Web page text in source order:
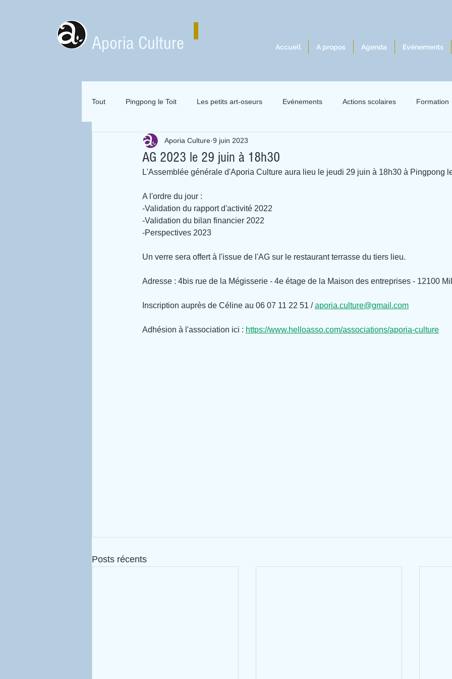
Aporia Culture Accueil A propos Agenda Evénements
Tout Pingpong le Toit Les petits art-oseurs Evénements Actions scolaires Formation
Zai Zai Zai Zai Attitude Merveilles 2021
AG 2023 le 29 juin à 18h30
Aporia Culture 9 juin 2023
L'Assemblée générale d'Aporia Culture aura lieu le jeudi 29 juin à 18h30 à Pingpong
A l'ordre du jour :
-Validation du rapport d'activité 2022
-Validation du bilan financier 2022
-Perspectives 2023
Un verre sera offert à l'issue de l'AG sur le restaurant terrasse du tiers lieu.
Adresse : 4bis rue de la Mégisserie - 4e étage de la Maison des entreprises - 12100
Inscription auprès de Céline au 06 07 11 22 51 / aporia.culture@gmail.com
Adhésion à l'association ici : https://www.helloasso.com/associations/aporia-culture
Posts récents